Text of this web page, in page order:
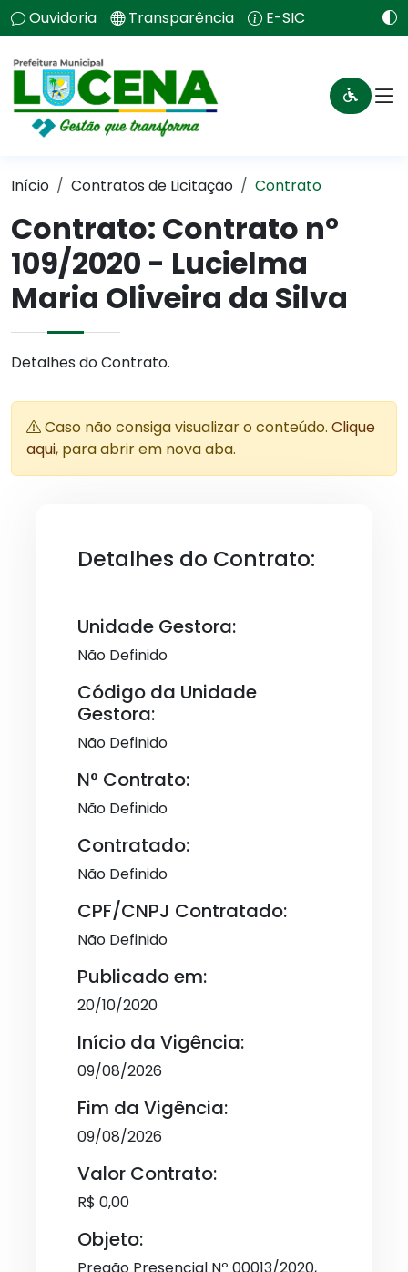
Ouvidoria Transparência E-SIC
Início Contratos de Licitação Contrato
Contrato: Contrato n°
109/2020 - Lucielma
Maria Oliveira da Silva
Detalhes do Contrato.
Caso não consiga visualizar o conteúdo. Clique
aqui, para abrir em nova aba.
Detalhes do Contrato:
Unidade Gestora:
Não Definido
Código da Unidade
Gestora:
Não Definido
N° Contrato:
Não Definido
Contratado:
Não Definido
CPF/CNPJ Contratado:
Não Definido
Publicado em:
20/10/2020
Início da Vigência:
09/08/2026
Fim da Vigência:
09/08/2026
Valor Contrato:
R$ 0,00
Objeto: